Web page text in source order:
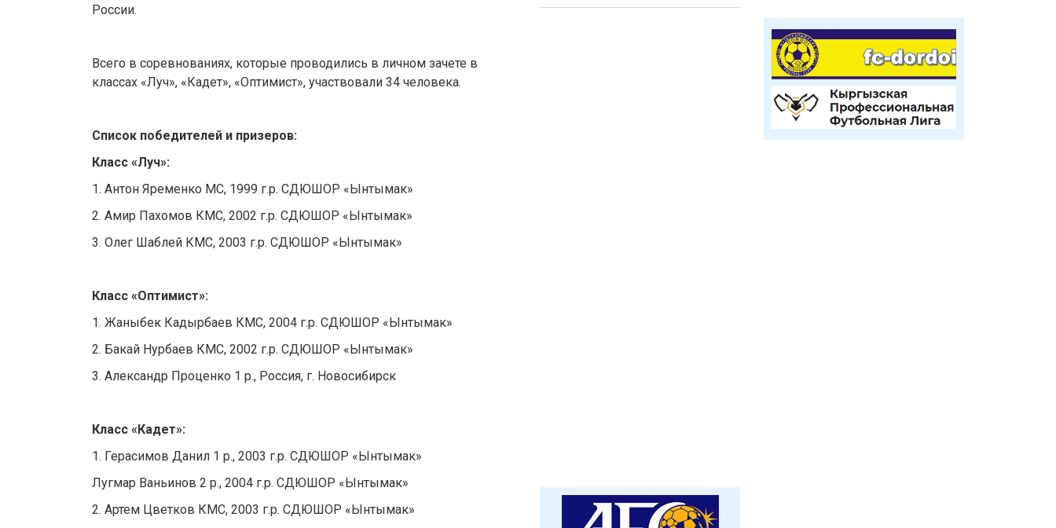
России.
Всего в соревнованиях, которые проводились в личном зачете в
классах «Луч», «Кадет», «Оптимист», участвовали 34 человека.
Список победителей и призеров:
Класс «Луч»:
1. Антон Яременко МС, 1999 г.р. СДЮШОР «Ынтымак»
2. Амир Пахомов КМС, 2002 г.р. СДЮШОР «Ынтымак»
3. Олег Шаблей КМС, 2003 г.р. СДЮШОР «Ынтымак»
Класс «Оптимист»:
1. Жаныбек Кадырбаев КМС, 2004 г.р. СДЮШОР «Ынтымак»
2. Бакай Нурбаев КМС, 2002 г.р. СДЮШОР «Ынтымак»
3. Александр Проценко 1 р., Россия, г. Новосибирск
Класс « Кадет»:
1. Герасимов Данил 1 р., 2003 г.р. СДЮШОР «Ынтымак»
Лугмар Ваньинов 2 р., 2004 г.р. СДЮШОР «Ынтымак»
2. Артем Цветков КМС, 2003 г.р. СДЮШОР «Ынтымак»